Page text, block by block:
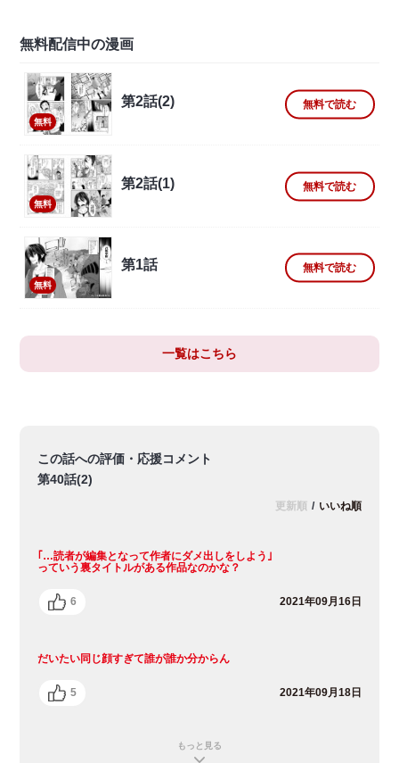
無料配信中の漫画
無料
第2話(2) 無料で読む
無料
第2話(1) 無料で読む
無料
第1話 無料で読む
一覧はこちら
この話への評価・応援コメント
第40話(2)
更新順 / いいね順
｢…読者が編集となって作者にダメ出しをしよう｣
っていう裏タイトルがある作品なのかな？
6 2021年09月16日
だいたい同じ顔すぎて誰が誰か分からん
5 2021年09月18日
もっと見る